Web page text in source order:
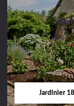
Dessouchage
et haie
Entreprise
arbre et haie
Jardinier 18